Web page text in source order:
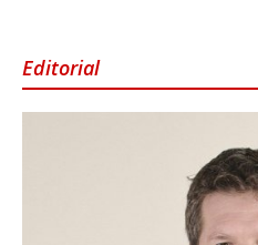
Editorial